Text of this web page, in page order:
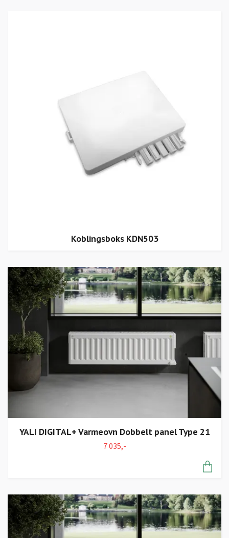
Koblingsboks KDN503
YALI DIGITAL+ Varmeovn Dobbelt panel Type 21
7 035,-